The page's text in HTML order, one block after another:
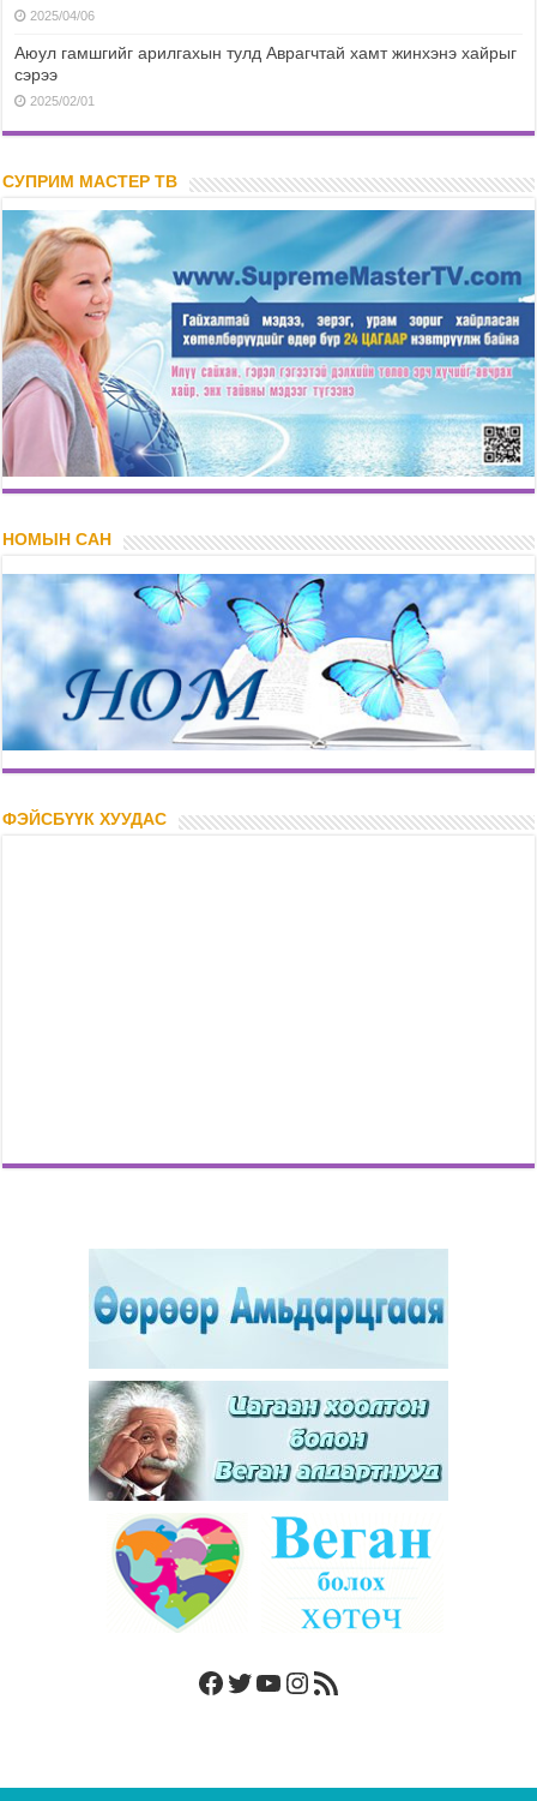
2025/04/06
Аюул гамшгийг арилгахын тулд Аврагчтай хамт жинхэнэ хайрыг
сэрээ
2025/02/01
СУПРИМ МАСТЕР ТВ
НОМЫН САН
ФЭЙСБҮҮК ХУУДАС
Facebook
Twitter
YouTube
Instagram
RSS Feed